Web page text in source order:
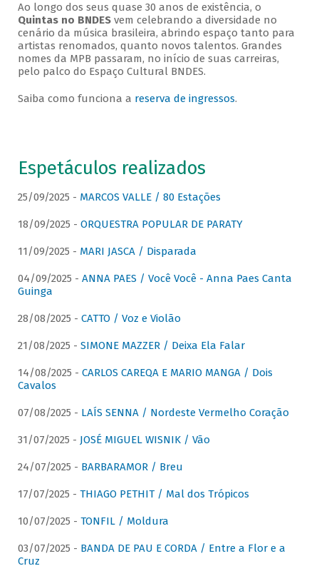
Ao longo dos seus quase 30 anos de existência, o
Quintas no BNDESvem celebrando a diversidade no
cenário da música brasileira, abrindo espaço tanto para
artistas renomados, quanto novos talentos. Grandes
nomes da MPB passaram, no início de suas carreiras,
pelo palco do Espaço Cultural BNDES.
Saiba como funciona a reserva de ingressos.
Espetáculos realizados
25/09/2025 - MARCOS VALLE / 80 Estações
18/09/2025 - ORQUESTRA POPULAR DE PARATY
11/09/2025 - MARI JASCA / Disparada
04/09/2025 - ANNA PAES / Você Você - Anna Paes Canta
Guinga
28/08/2025 - CATTO / Voz e Violão
21/08/2025 - SIMONE MAZZER / Deixa Ela Falar
14/08/2025 - CARLOS CAREQA E MARIO MANGA / Dois
Cavalos
07/08/2025 - LAÍS SENNA / Nordeste Vermelho Coração
31/07/2025 - JOSÉ MIGUEL WISNIK / Vão
24/07/2025 - BARBARAMOR / Breu
17/07/2025 - THIAGO PETHIT / Mal dos Trópicos
10/07/2025 - TONFIL / Moldura
03/07/2025 - BANDA DE PAU E CORDA / Entre a Flor e a
Cruz